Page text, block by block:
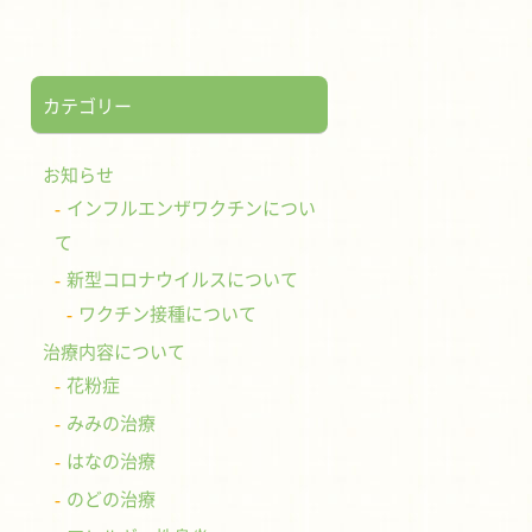
カテゴリー
お知らせ
インフルエンザワクチンについ
て
新型コロナウイルスについて
ワクチン接種について
治療内容について
花粉症
みみの治療
はなの治療
のどの治療